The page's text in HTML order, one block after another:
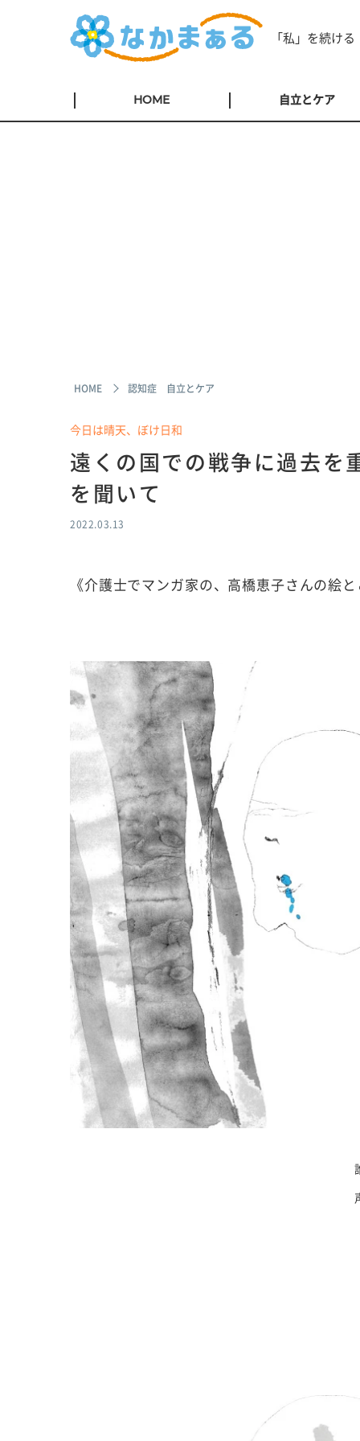
「私」を続け
HOME 自立とケア
HOME 認知症 自立とケア
今日は晴天、ぼけ日和
遠くの国での戦争に過去
を聞いて
2022.03.13
《介護士でマンガ家の、高橋恵子さんの絵